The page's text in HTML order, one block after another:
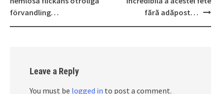
förvandling…
fără adăpost…
Leave a Reply
You must be logged in to post a comment.